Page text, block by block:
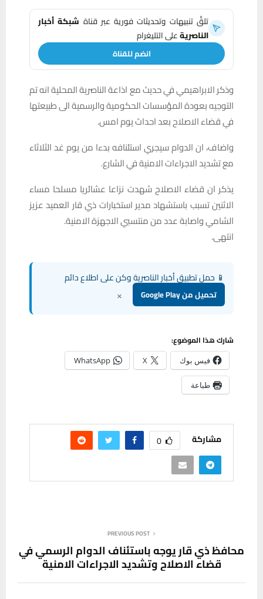
تلقَّ تنبيهات وتحديثات فورية عبر قناة شبكة أخبار
الناصريةعلى التليغرام
انضم للقناة
وذكر الابراهيمي في حديث مع اذاعة الناصرية المحلية انه تم
التوجيه بعودة المؤسسات الحكومية والرسمية الى طبيعتها
في قضاء الاصلاح بعد احداث يوم امس.
واضاف، ان الدوام سيجري استئنافه بدءا من يوم غد الثلاثاء
مع تشديد الاجراءات الامنية في الشارع.
يذكر ان قضاء الاصلاح شهدت نزاعا عشائريا مسلحا مساء
الاثنين تسبب باستشهاد مدير استخبارات ذي قار العميد عزيز
الشامي واصابة عدد من منتسبي الاجهزة الامنية.
انتهى.
📱 حمل تطبيق أخبار الناصرية وكن على اطلاع دائم
تحميل من Google Play ×
شارك هذا الموضوع:
فيس بوك X
WhatsApp
طباعة
مشاركة 0
PREVIOUS POST
محافظ ذي قار يوجه باستئناف الدوام الرسمي في
قضاء الاصلاح وتشديد الاجراءات الامنية